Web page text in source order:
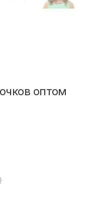
оптом